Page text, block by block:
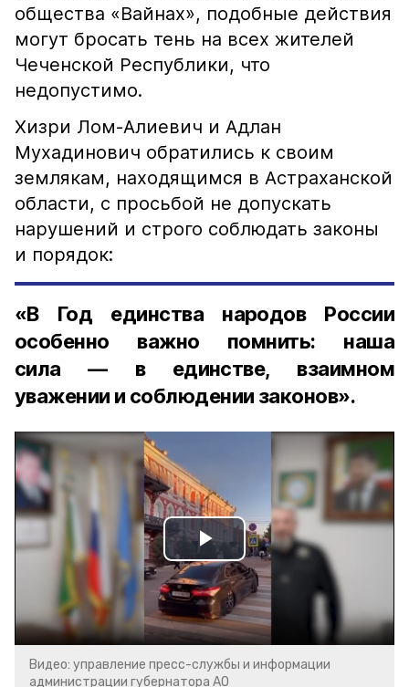
общества «Вайнах», подобные действия
могут бросать тень на всех жителей
Чеченской Республики, что
недопустимо.
Хизри Лом-Алиевич и Адлан
Мухадинович обратились к своим
землякам, находящимся в Астраханской
области, с просьбой не допускать
нарушений и строго соблюдать законы
и порядок:
«В Год единства народов России
особенно важно помнить: наша
сила — в единстве, взаимном
уважении и соблюдении законов».
Play
Video
Видео: управление пресс-службы и информации
администрации губернатора АО